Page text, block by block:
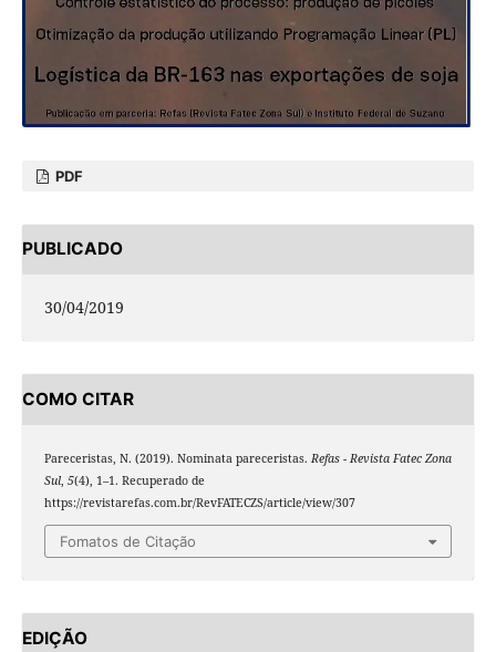
PDF
PUBLICADO
30/04/2019
COMO CITAR
Pareceristas, N. (2019). Nominata pareceristas. Refas - Revista Fatec Zona
Sul, 5(4), 1–1. Recuperado de
https://revistarefas.com.br/RevFATECZS/article/view/307
Fomatos de Citação
EDIÇÃO